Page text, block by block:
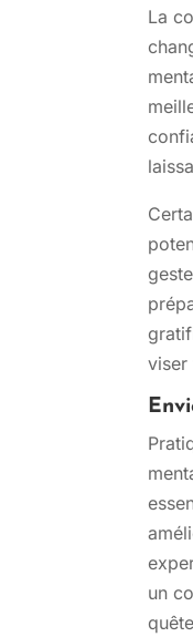
La
viser
un